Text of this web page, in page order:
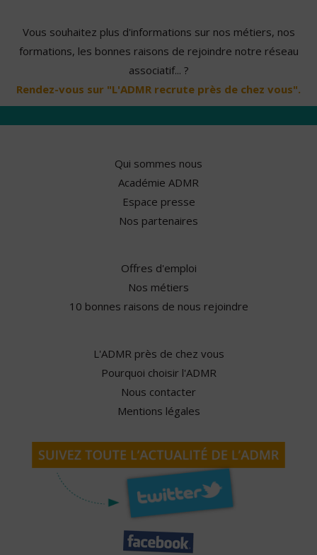
Vous souhaitez plus d'informations sur nos métiers, nos
formations, les bonnes raisons de rejoindre notre réseau
associatif... ?
Rendez-vous sur "L'ADMR recrute près de chez vous".
Qui sommes nous
Académie ADMR
Espace presse
Nos partenaires
Offres d'emploi
Nos métiers
10 bonnes raisons de nous rejoindre
L'ADMR près de chez vous
Pourquoi choisir l'ADMR
Nous contacter
Mentions légales